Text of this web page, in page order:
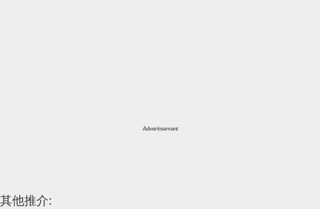
Advertisement
其他推介: